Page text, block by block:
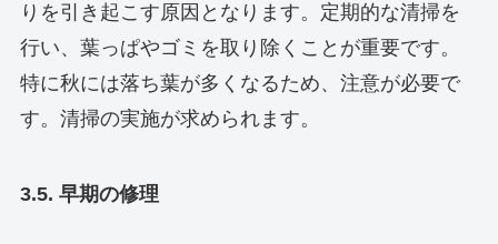
りを引き起こす原因となります。定期的な清掃を
行い、葉っぱやゴミを取り除くことが重要です。
特に秋には落ち葉が多くなるため、注意が必要で
す。清掃の実施が求められます。
3.5. 早期の修理